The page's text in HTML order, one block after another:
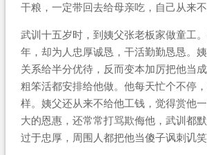
干粮，一定带回去给母亲吃，自己从来不
武训十五岁时，到姨父张老板家做童工
年，却为人忠厚诚恳，干活勤勤恳恳。
关系给半分优待，反而变本加厉把他当
粗笨活都安排给他做。他每天忙个不停
样。姨父还从来不给他工钱，觉得赏他
大的恩惠，还常常打骂欺侮他，武训都
过于忠厚，周围人都把他当傻子讽刺讥笑